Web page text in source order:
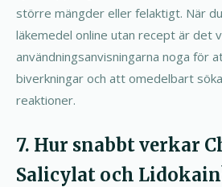
större mängder eller felaktigt. När
läkemedel online utan recept är det
användningsanvisningarna noga för
biverkningar och att omedelbart
reaktioner.
7. Hur snabbt verkar
Salicylat och